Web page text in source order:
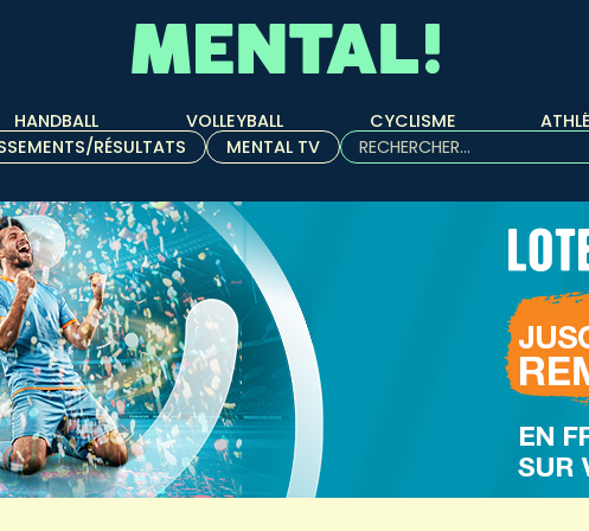
HANDBALL VOLLEYBALL CYCLISME
RÉSULTATS
MENTAL TV
Rechercher :